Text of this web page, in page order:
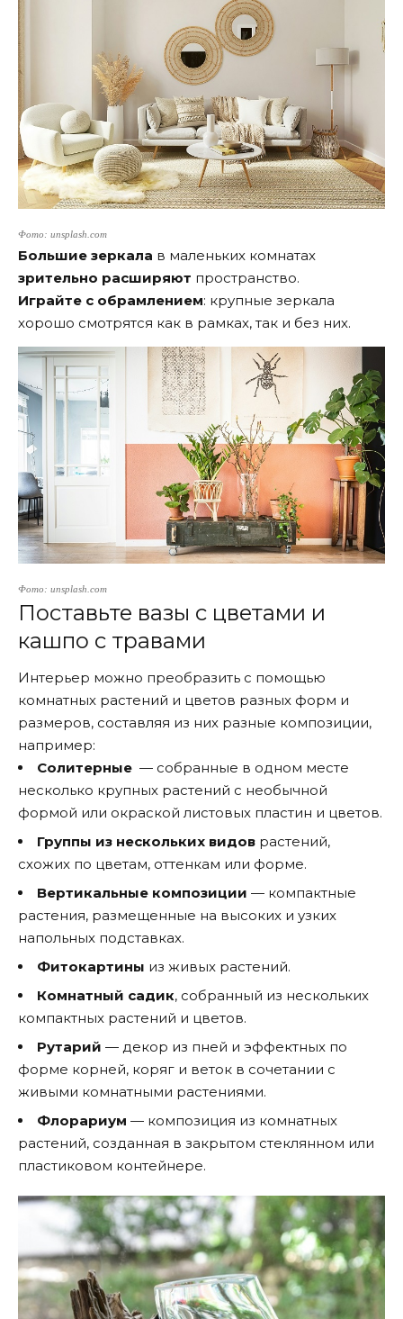
Фото: unsplash.com
Большие зеркала в маленьких комнатах
зрительно расширяют пространство.
Играйте с обрамлением: крупные зеркала
хорошо смотрятся как в рамках, так и без них.
Фото: unsplash.com
Поставьте вазы с цветами и
кашпо с травами
Интерьер можно преобразить с помощью
комнатных растений и цветов разных форм и
размеров, составляя из них разные композиции,
например:
Солитерные — собранные в одном месте
несколько крупных растений с необычной
формой или окраской листовых пластин и цветов.
Группы из нескольких видов растений,
схожих по цветам, оттенкам или форме.
Вертикальные композиции — компактные
растения, размещенные на высоких и узких
напольных подставках.
Фитокартины из живых растений.
Комнатный садик, собранный из нескольких
компактных растений и цветов.
Рутарий — декор из пней и эффектных по
форме корней, коряг и веток в сочетании с
живыми комнатными растениями.
Флорариум — композиция из комнатных
растений, созданная в закрытом стеклянном или
пластиковом контейнере.